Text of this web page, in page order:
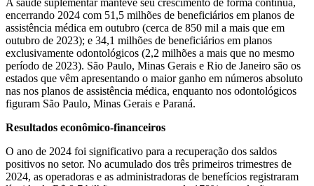
A saúde suplementar manteve seu crescimento de forma contínua,
encerrando 2024 com 51,5 milhões de beneficiários em planos de
assistência médica em outubro (cerca de 850 mil a mais que em
outubro de 2023); e 34,1 milhões de beneficiários em planos
exclusivamente odontológicos (2,2 milhões a mais que no mesmo
período de 2023). São Paulo, Minas Gerais e Rio de Janeiro são os
estados que vêm apresentando o maior ganho em números absoluto
nas nos planos de assistência médica, enquanto nos odontológicos
figuram São Paulo, Minas Gerais e Paraná.
Resultados econômico-financeiros
O ano de 2024 foi significativo para a recuperação dos saldos
positivos no setor. No acumulado dos três primeiros trimestres de
2024, as operadoras e as administradoras de benefícios registraram